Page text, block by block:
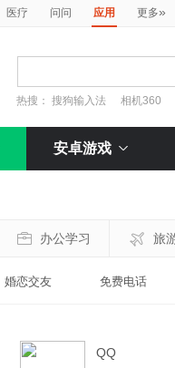
医疗 问问 应用 更多»
热搜：搜狗输入法 相机360
安卓游戏
办公学习 旅
婚恋交友 免费电话
QQ